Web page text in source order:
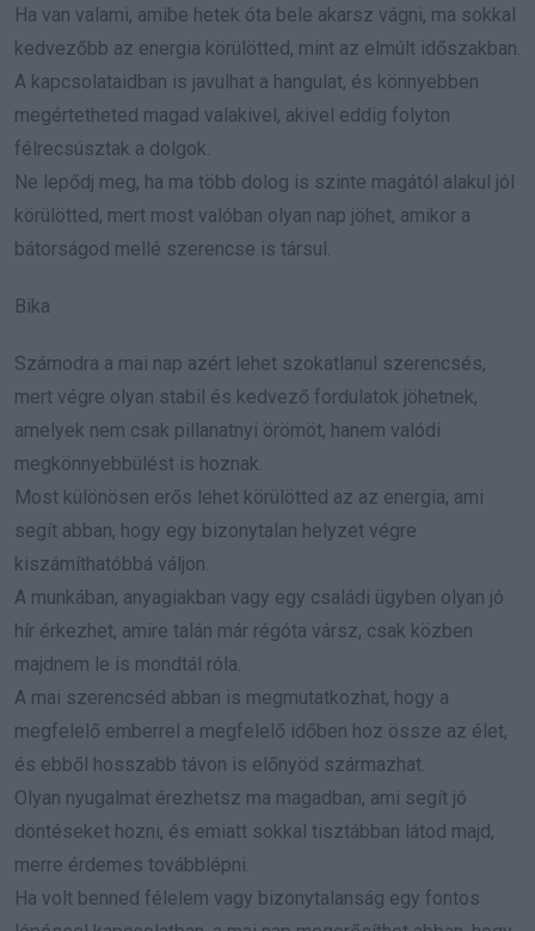
Ha van valami, amibe hetek óta bele akarsz vágni, ma sokkal
kedvezőbb az energia körülötted, mint az elmúlt időszakban.
A kapcsolataidban is javulhat a hangulat, és könnyebben
megértetheted magad valakivel, akivel eddig folyton
félrecsúsztak a dolgok.
Ne lepődj meg, ha ma több dolog is szinte magától alakul jól
körülötted, mert most valóban olyan nap jöhet, amikor a
bátorságod mellé szerencse is társul.
Bika
Számodra a mai nap azért lehet szokatlanul szerencsés,
mert végre olyan stabil és kedvező fordulatok jöhetnek,
amelyek nem csak pillanatnyi örömöt, hanem valódi
megkönnyebbülést is hoznak.
Most különösen erős lehet körülötted az az energia, ami
segít abban, hogy egy bizonytalan helyzet végre
kiszámíthatóbbá váljon.
A munkában, anyagiakban vagy egy családi ügyben olyan jó
hír érkezhet, amire talán már régóta vársz, csak közben
majdnem le is mondtál róla.
A mai szerencséd abban is megmutatkozhat, hogy a
megfelelő emberrel a megfelelő időben hoz össze az élet,
és ebből hosszabb távon is előnyöd származhat.
Olyan nyugalmat érezhetsz ma magadban, ami segít jó
döntéseket hozni, és emiatt sokkal tisztábban látod majd,
merre érdemes továbblépni.
Ha volt benned félelem vagy bizonytalanság egy fontos